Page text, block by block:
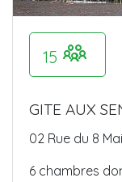
15
GITE AUX
02 Rue du 8
6 chambres